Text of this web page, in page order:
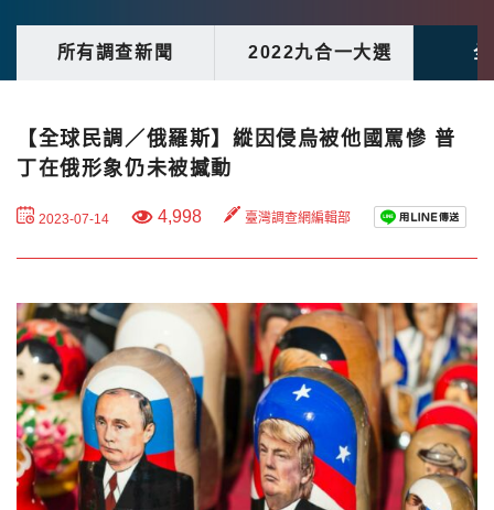
所有調查新聞 2022九合一大選
【全球民調／俄羅斯】縱因侵烏被他國罵慘 普
丁在俄形象仍未被撼動
2023-07-14 4,998 臺灣調查網編輯部